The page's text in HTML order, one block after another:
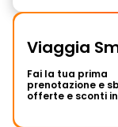
Viaggia
Fai la tua prima
prenotazione e
offerte e sconti